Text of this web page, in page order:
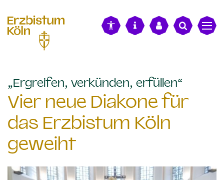
„Ergreifen, verkünden, erfüllen“
Vier neue Diakone für
das Erzbistum Köln
geweiht